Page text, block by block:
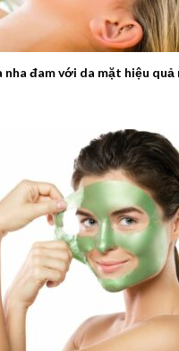
nha đam với da mặt hiệu quả